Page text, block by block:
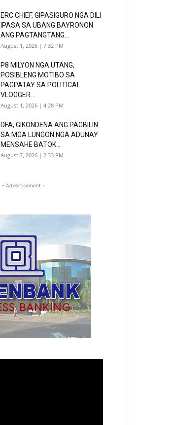
ERC CHIEF, GIPASIGURO NGA DILI
IPASA SA UBANG BAYRONON
ANG PAGTANGTANG...
August 1, 2026 | 7:32 PM
P8 MILYON NGA UTANG,
POSIBLENG MOTIBO SA
PAGPATAY SA POLITICAL
VLOGGER...
August 1, 2026 | 4:28 PM
DFA, GIKONDENA ANG PAGBILIN
SA MGA LUNGON NGA ADUNAY
MENSAHE BATOK...
August 7, 2026 | 2:33 PM
- Advertisement -